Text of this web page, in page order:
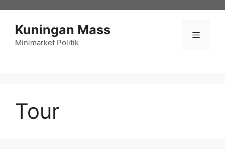
Kuningan Mass
Minimarket Politik
Menu
Tour